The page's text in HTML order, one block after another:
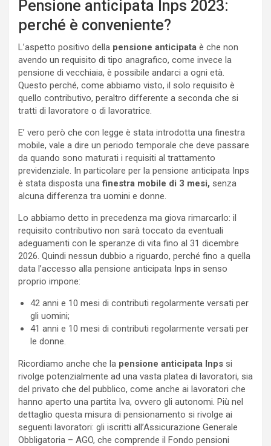
Pensione anticipata Inps 2023:
perché è conveniente?
L’aspetto positivo della pensione anticipata è che non
avendo un requisito di tipo anagrafico, come invece la
pensione di vecchiaia, è possibile andarci a ogni età.
Questo perché, come abbiamo visto, il solo requisito è
quello contributivo, peraltro differente a seconda che si
tratti di lavoratore o di lavoratrice.
E’ vero però che con legge è stata introdotta una finestra
mobile, vale a dire un periodo temporale che deve passare
da quando sono maturati i requisiti al trattamento
previdenziale. In particolare per la pensione anticipata Inps
è stata disposta unafinestra mobile di 3 mesi, senza
alcuna differenza tra uomini e donne.
Lo abbiamo detto in precedenza ma giova rimarcarlo: il
requisito contributivo non sarà toccato da eventuali
adeguamenti con le speranze di vita fino al 31 dicembre
2026. Quindi nessun dubbio a riguardo, perché fino a quella
data l’accesso alla pensione anticipata Inps in senso
proprio impone:
42 anni e 10 mesi di contributi regolarmente versati per
gli uomini;
41 anni e 10 mesi di contributi regolarmente versati per
le donne.
Ricordiamo anche che la pensione anticipata Inps si
rivolge potenzialmente ad una vasta platea di lavoratori, sia
del privato che del pubblico, come anche ai lavoratori che
hanno aperto una partita Iva, ovvero gli autonomi. Più nel
dettaglio questa misura di pensionamento si rivolge ai
seguenti lavoratori: gli iscritti all’Assicurazione Generale
Obbligatoria – AGO, che comprende il Fondo pensioni